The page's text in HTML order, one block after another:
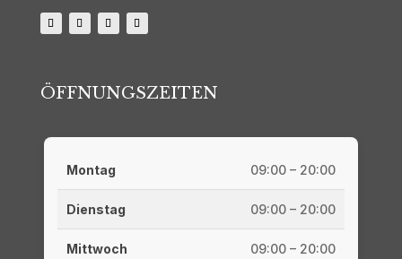
ÖFFNUNGSZEITEN
Montag 09:00 – 20:00
Dienstag 09:00 – 20:00
Mittwoch 09:00 – 20:00